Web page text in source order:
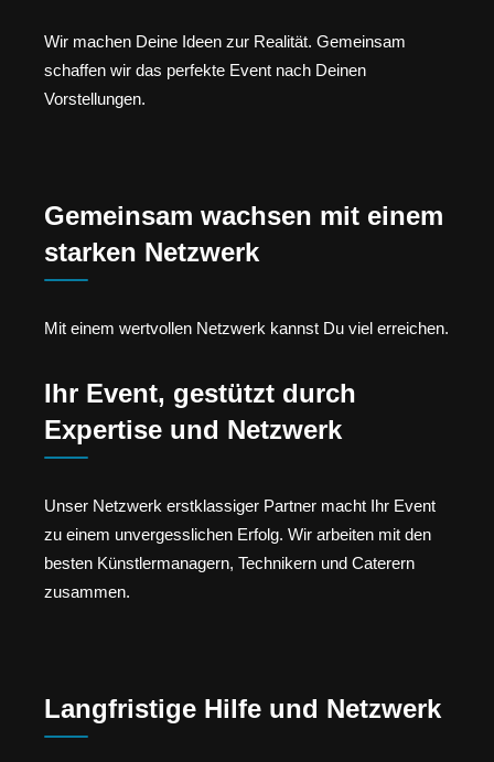
Wir machen Deine Ideen zur Realität. Gemeinsam
schaffen wir das perfekte Event nach Deinen
Vorstellungen.
Gemeinsam wachsen mit einem
starken Netzwerk
Mit einem wertvollen Netzwerk kannst Du viel erreichen.
Ihr Event, gestützt durch
Expertise und Netzwerk
Unser Netzwerk erstklassiger Partner macht Ihr Event
zu einem unvergesslichen Erfolg. Wir arbeiten mit den
besten Künstlermanagern, Technikern und Caterern
zusammen.
Langfristige Hilfe und Netzwerk